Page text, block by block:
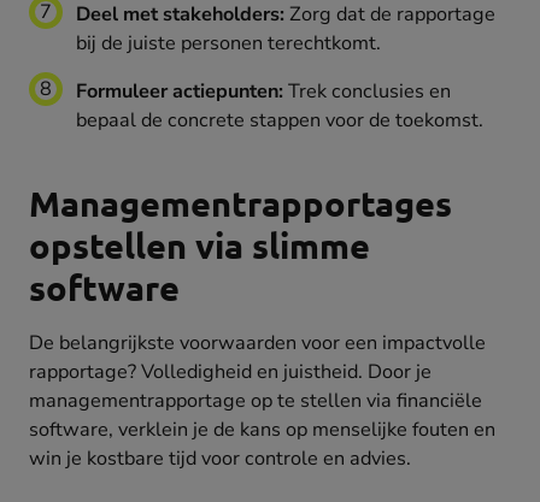
Deel met stakeholders: Zorg dat de rapportage
bij de juiste personen terechtkomt.
Formuleer actiepunten: Trek conclusies en
bepaal de concrete stappen voor de toekomst.
Managementrapportages
opstellen via slimme
software
De belangrijkste voorwaarden voor een impactvolle
rapportage? Volledigheid en juistheid. Door je
managementrapportage op te stellen via financiële
software, verklein je de kans op menselijke fouten en
win je kostbare tijd voor controle en advies.